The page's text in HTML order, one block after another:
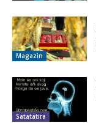
Magazin
Satatatira